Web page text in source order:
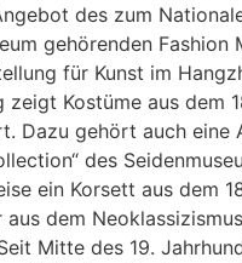
des zum
gehörenden Fashion
für Kunst im
zeigt Kostüme aus dem
Dazu gehört auch eine
des
ein Korsett aus dem
aus dem
Mitte des 19.